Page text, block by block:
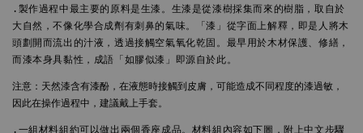
.製作過程中最主要的原料是生漆。生漆是從漆樹採集而來的樹脂，取自於
大自然，不像化學合成劑有刺鼻的氣味。「漆」從字面上解釋，即是人將木
頭劃開而流出的汁液，透過接觸空氣氧化乾固。最早用於木材保護、修繕，
而漆本身具黏性，成語「如膠似漆」即源自於此。
注意：天然漆含有漆酚，在液態時接觸到皮膚，可能造成不同程度的漆過敏，
因此在操作過程中，建議戴上手套。
.一組材料組約可以做出兩個香座成品。材料組內容如下圖，附上中文步驟